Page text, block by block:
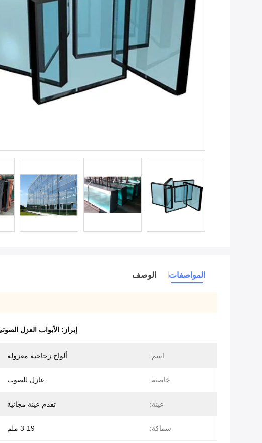
المواصفات الوصف
إبراز: الأبواب العزل
اسم: ألواح زجاجية معزولة
خاصية: عازل للصوت
عينة: تقدم عينة مجانية
سماكة: 3-19 ملم